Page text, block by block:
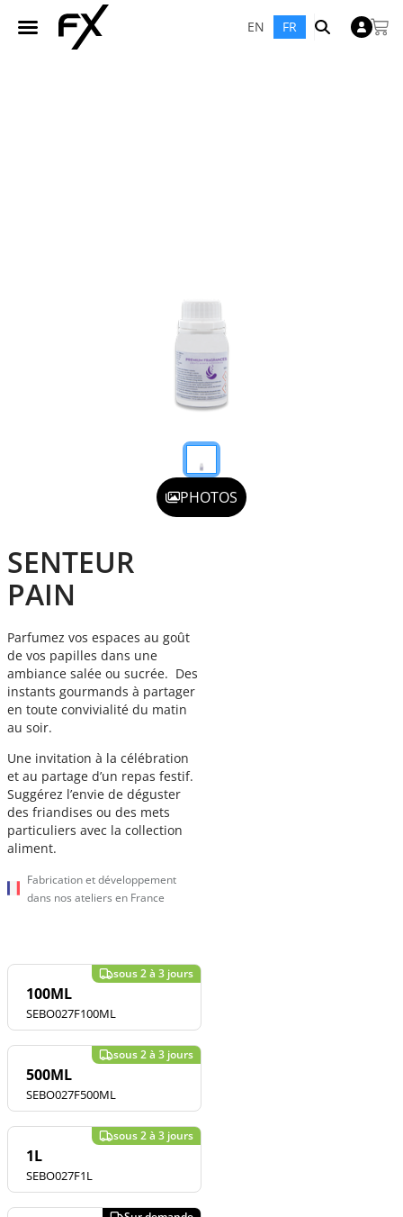
EN FR
PHOTOS
SENTEUR
PAIN
Parfumez vos espaces au goût
de vos papilles dans une
ambiance salée ou sucrée. Des
instants gourmands à partager
en toute convivialité du matin
au soir.
Une invitation à la célébration
et au partage d’un repas festif.
Suggérez l’envie de déguster
des friandises ou des mets
particuliers avec la collection
aliment.
Fabrication et développement
dans nos ateliers en France
100ML
SEBO027F100ML
500ML
SEBO027F500ML
1L
SEBO027F1L